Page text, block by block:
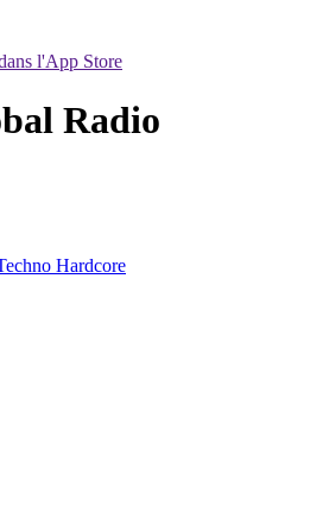
l'App Store
Radio
Hardcore